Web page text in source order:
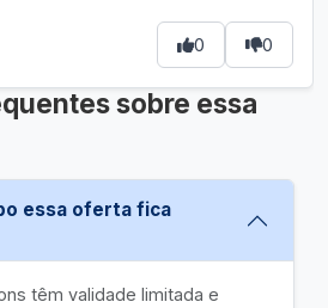
0 0
sobre essa
essa oferta fica
têm validade limitada e